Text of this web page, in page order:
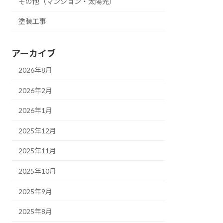
塗装工事
アーカイブ
2026年8月
2026年2月
2026年1月
2025年12月
2025年11月
2025年10月
2025年9月
2025年8月